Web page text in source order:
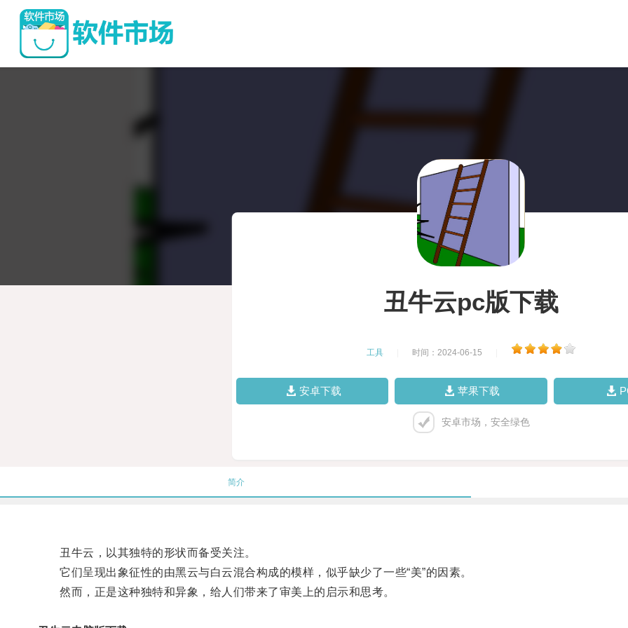
丑牛云pc版下载
工具 时间：2024-06-15
安卓下载 苹果下载
安卓市场，安全绿色
简介
丑牛云，以其独特的形状而备受关注。
它们呈现出象征性的由黑云与白云混合构成的模样，似乎缺少了一些“美”的因素。
然而，正是这种独特和异象，给人们带来了审美上的启示和思考。